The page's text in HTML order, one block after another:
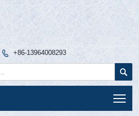
 +86-13964008293
